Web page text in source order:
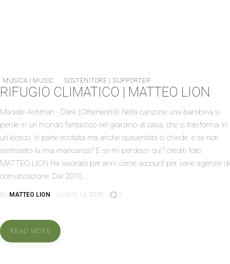
HOME
CANTIERE METABOX
ORDINARY DAYS
INFO
MTBX004
MUSICA | MUSIC SOSTENITORE | SUPPORTER
RIFUGIO CLIMATICO | MATTEO LION
Maddie Ashman - Dark (Otherworld) Nella canzone una bambina si
perde in un mondo fantastico nel giardino di casa, che si trasforma in
un bosco. In parte eccitata ma anche spaventata si chiede: e se non
sentissero la mia mancanza? E se mi perdessi qui? crediti foto
MATTEO LION Ha lavorato per anni come account per varie agenzie di
comunicazione. Dal 2010…
BY MATTEO LION LUGLIO 14, 2026 0
READ MORE